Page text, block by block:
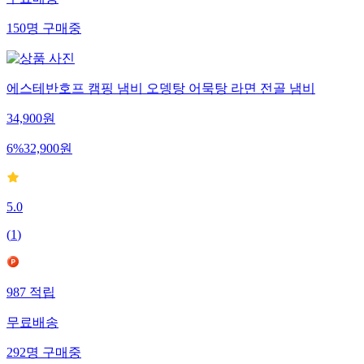
무료배송
150명구매중
에스테반호프 캠핑 냄비 오뎅탕 어묵탕 라면 전골 냄비
34,900원
6%32,900원
5.0
(1)
987적립
무료배송
292명구매중